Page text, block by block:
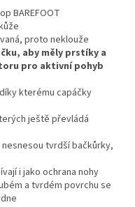
BAREFOOT
proto neklouže
aby měly prstíky a
pro aktivní pohyb
kterému capáčky
ještě převládá
tvrdší bačkůrky,
i jako ochrana nohy
a tvrdém povrchu se